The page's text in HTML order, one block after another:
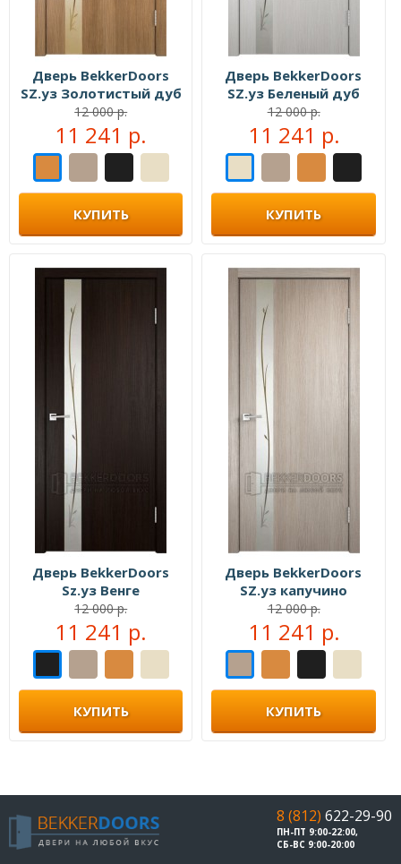
Дверь BekkerDoors
SZ.уз Золотистый дуб
12 000 р.
11 241 р.
КУПИТЬ
Дверь BekkerDoors
SZ.уз Беленый дуб
12 000 р.
11 241 р.
КУПИТЬ
Дверь BekkerDoors
Sz.уз Венге
12 000 р.
11 241 р.
КУПИТЬ
Дверь BekkerDoors
SZ.уз капучино
12 000 р.
11 241 р.
КУПИТЬ
8 (812) 622-29-90
ПН-ПТ 9:00-22:00,
СБ-ВС 9:00-20:00